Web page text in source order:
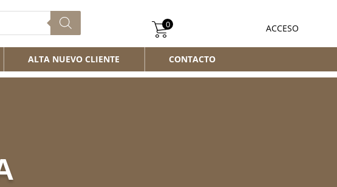
ACCESO
0
ALTA NUEVO CLIENTE CONTACTO